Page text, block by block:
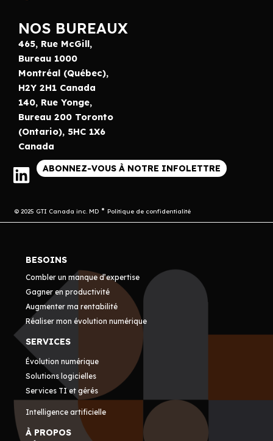
NOS BUREAUX
465, Rue McGill,
Bureau 1000
Montréal (Québec),
H2Y 2H1 Canada
140, Rue Yonge,
Bureau 200 Toronto
(Ontario), 5HC 1X6
Canada
ABONNEZ-VOUS À NOTRE INFOLETTRE
© 2025 GTI Canada inc. MD Politique de confidentialité
BESOINS
Combler un manque d’expertise
Gagner en productivité
Augmenter ma rentabilité
Réaliser mon évolution numérique
SERVICES
Évolution numérique
Solutions logicielles
Services TI et gérés
Intelligence artificielle
À PROPOS